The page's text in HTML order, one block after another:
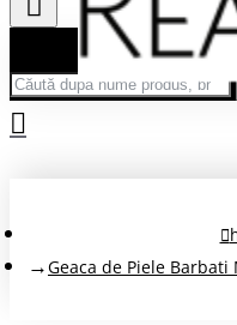
Căută după nume
Geaca de Piele